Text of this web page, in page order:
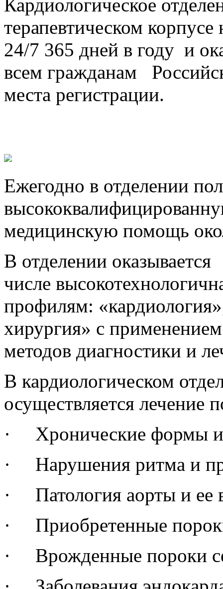
Кардиологическое
терапевтическом
24/7 365 дней в году и
всем гражданам
места регистрации.
Ежегодно в отделении
медицинскую помощь
В отделении
числе
профилям:
хирургия» с
методов диагностики и
В кардиологическом
осуществляется
· Хронические формы
· Нарушения ритма и
· Патология аорты и ее
· Приобретенные
· Врожденные пороки